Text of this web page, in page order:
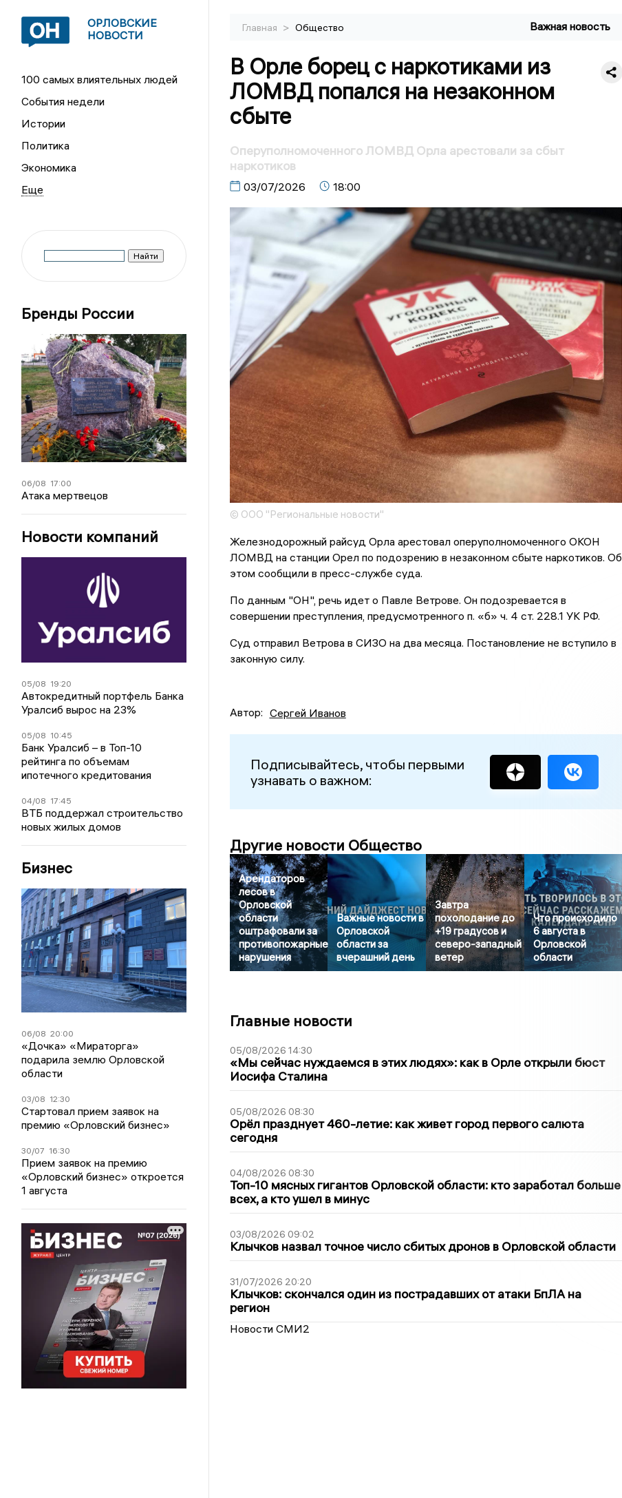
ОРЛОВСКИЕ
НОВОСТИ
100 самых влиятельных людей
События недели
Истории
Политика
Экономика
Бренды России
06/08 17:00
Атака мертвецов
Новости компаний
05/08 19:20
Автокредитный портфель Банка
Уралсиб вырос на 23%
05/08 10:45
Банк Уралсиб – в Топ-10
рейтинга по объемам
ипотечного кредитования
04/08 17:45
ВТБ поддержал строительство
новых жилых домов
Бизнес
06/08 20:00
«Дочка» «Мираторга»
подарила землю Орловской
области
03/08 12:30
Стартовал прием заявок на
премию «Орловский бизнес»
30/07 16:30
Прием заявок на премию
«Орловский бизнес» откроется
1 августа
Главная > Общество Важная новость
В Орле борец с наркотиками из
ЛОМВД попался на незаконном
сбыте
Оперуполномоченного ЛОМВД Орла арестовали за сбыт
наркотиков
03/07/2026 18:00
© ООО "Региональные новости"
Железнодорожный райсуд Орла арестовал оперуполномоченного ОКОН
ЛОМВД на станции Орел по подозрению в незаконном сбыте наркотиков. Об
этом сообщили в пресс-службе суда.
По данным "ОН", речь идет о Павле Ветрове. Он подозревается в
совершении преступления, предусмотренного п. «б» ч. 4 ст. 228.1 УК РФ.
Суд отправил Ветрова в СИЗО на два месяца. Постановление не вступило в
законную силу.
Автор: Сергей Иванов
Подписывайтесь, чтобы первыми
узнавать о важном:
Другие новости Общество
Арендаторов
лесов в
Орловской
области
оштрафовали за
противопожарные
нарушения
Важные новости в
Орловской
области за
вчерашний день
Завтра
похолодание до
+19 градусов и
северо-западный
ветер
Что происходило
6 августа в
Орловской
области
Главные новости
05/08/2026 14:30
«Мы сейчас нуждаемся в этих людях»: как в Орле открыли бюст
Иосифа Сталина
05/08/2026 08:30
Орёл празднует 460-летие: как живет город первого салюта
сегодня
04/08/2026 08:30
Топ-10 мясных гигантов Орловской области: кто заработал больше
всех, а кто ушел в минус
03/08/2026 09:02
Клычков назвал точное число сбитых дронов в Орловской области
31/07/2026 20:20
Клычков: скончался один из пострадавших от атаки БпЛА на
регион
Новости СМИ2